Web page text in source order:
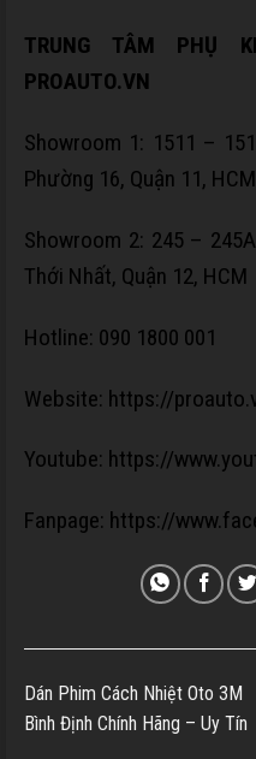
TRUNG TÂM PHỤ
PROAUTO.VN
Showroom 1: 1511 –
Phường 16, Quận 11, HCM
Showroom 2: 245 –
Thới Nhất, Quận 12, HCM
Hotline: 090 1800 001
Website: https://
Youtube: https://
Fanpage: https://
Dán Phim Cách Nhiệt Oto 3M
Bình Định Chính Hãng – Uy Tín